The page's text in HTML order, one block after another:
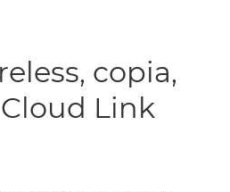
copia,
Link